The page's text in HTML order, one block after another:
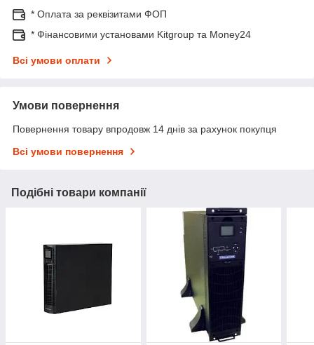
* Оплата за реквізитами ФОП
* Фінансовими установами Kitgroup та Money24
Всі умови оплати
Умови повернення
Повернення товару впродовж 14 днів за рахунок покупця
Всі умови повернення
Подібні товари компанії